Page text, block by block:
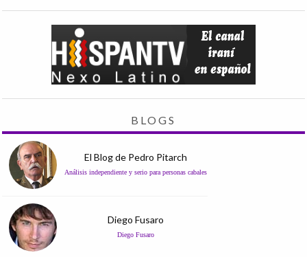
BLOGS
El Blog de Pedro Pitarch
Análisis independiente y serio para personas cabales
Diego Fusaro
Diego Fusaro